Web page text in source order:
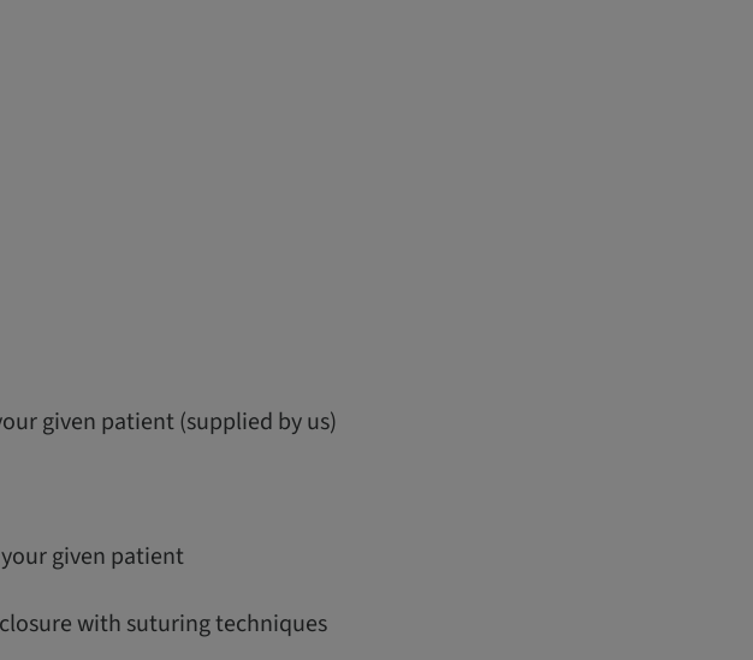
given patient (supplied by us)
given patient
with suturing techniques